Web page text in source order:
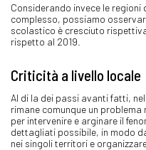
Considerando invece le regioni
complesso, possiamo
scolastico è cresciuto
rispetto al 2019.
Criticità a livello locale
Al di la dei passi avanti fatti,
rimane comunque un
per intervenire e arginare il
dettagliati possibile, in modo
nei singoli territori e